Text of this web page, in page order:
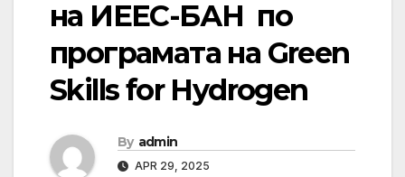
на ИЕЕС-БАН по
програмата на Green
Skills for Hydrogen
By admin
APR 29, 2025